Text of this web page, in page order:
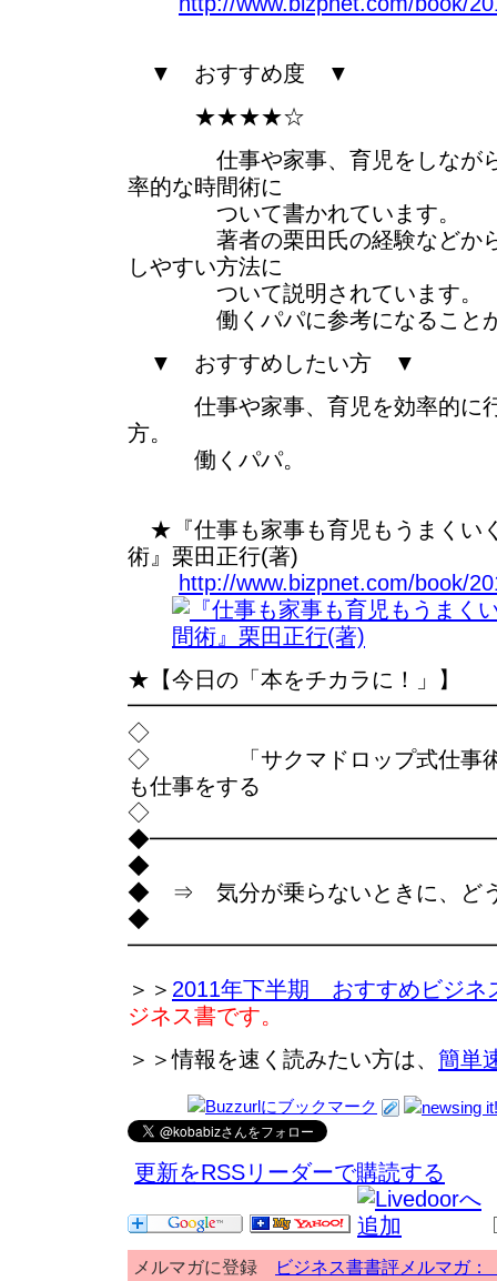
▼ おすすめ度 ▼
★★★★☆
仕事や家事、育児をしながら
率的な時間術に
ついて書かれています。
著者の栗田氏の経験などから
しやすい方法に
ついて説明されています。
働くパパに参考になることが
▼ おすすめしたい方 ▼
仕事や家事、育児を効率的に行
方。
働くパパ。
★『仕事も家事も育児もうまくい
術』栗田正行(著)
http://www.bizpnet.com/book/
★【今日の「本をチカラに！」】
◇
◇ 「サクマドロップ式仕事術
も仕事をする
◇
◆
◆ ⇒ 気分が乗らないときに、どう
◆
＞＞ 2011年下半期 おすすめビジネ
ジネス書です。
＞＞情報を速く読みたい方は、 簡単
更新をRSSリーダーで購読する
メルマガに登録
ビジネス書書評メルマガ：